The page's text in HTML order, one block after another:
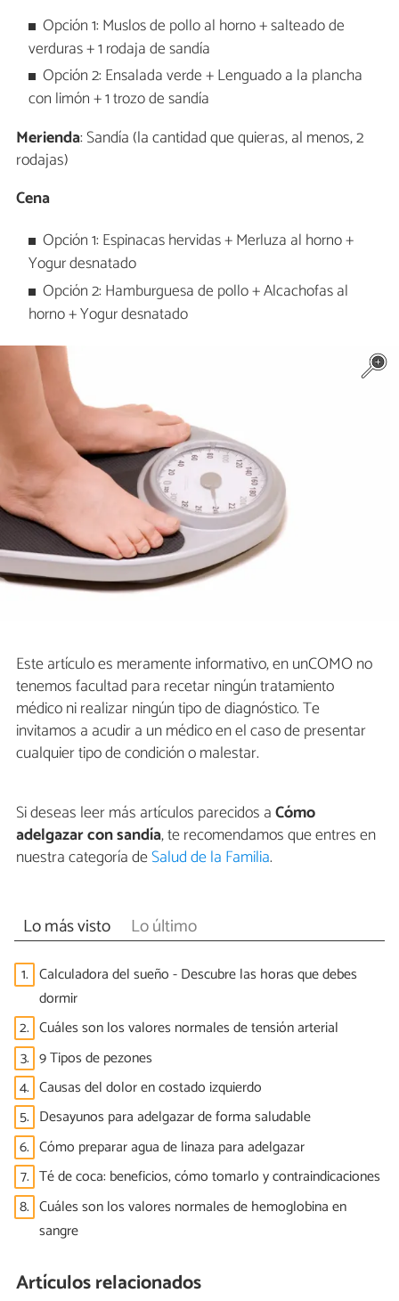
Opción 1: Muslos de pollo al horno + salteado de
verduras + 1 rodaja de sandía
Opción 2: Ensalada verde + Lenguado a la plancha
con limón + 1 trozo de sandía
Merienda: Sandía (la cantidad que quieras, al menos, 2
rodajas)
Cena
Opción 1: Espinacas hervidas + Merluza al horno +
Yogur desnatado
Opción 2: Hamburguesa de pollo + Alcachofas al
horno + Yogur desnatado
Este artículo es meramente informativo, en unCOMO no
tenemos facultad para recetar ningún tratamiento
médico ni realizar ningún tipo de diagnóstico. Te
invitamos a acudir a un médico en el caso de presentar
cualquier tipo de condición o malestar.
Si deseas leer más artículos parecidos aCómo
adelgazar con sandía, te recomendamos que entres en
nuestra categoría deSalud de la Familia.
Lo más visto Lo último
1. Calculadora del sueño - Descubre las horas que debes
dormir
2. Cuáles son los valores normales de tensión arterial
3. 9 Tipos de pezones
4. Causas del dolor en costado izquierdo
5. Desayunos para adelgazar de forma saludable
6. Cómo preparar agua de linaza para adelgazar
7. Té de coca: beneficios, cómo tomarlo y contraindicaciones
8. Cuáles son los valores normales de hemoglobina en
sangre
Artículos relacionados